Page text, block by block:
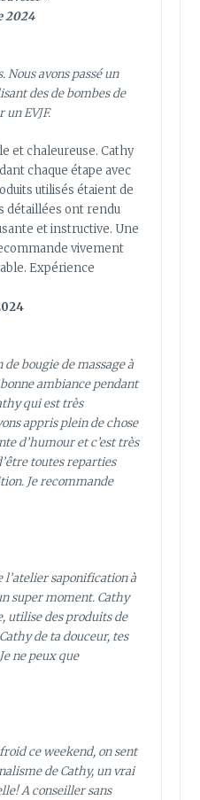
2024
avons passé un
des de bombes de
EVJF.
et chaleureuse. Cathy
chaque étape avec
utilisés étaient de
détaillées ont rendu
et instructive. Une
vivement
Expérience
bougie de massage à
bonne ambiance pendant
qui est très
appris plein de chose
d’humour et c’est très
toutes reparties
Je recommande
l’atelier saponification à
super moment. Cathy
utilise des produits de
de ta douceur, tes
ne peux que
ce weekend, on sent
de Cathy, un vrai
A conseiller sans